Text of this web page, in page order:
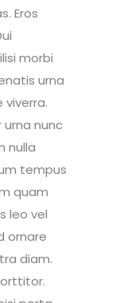
Eros
morbi
urna
viverra.
nunc
nulla
tempus
quam
leo vel
ornare
diam.